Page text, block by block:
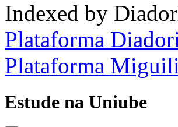
Indexed by
Plataforma
Plataforma
Estude na Uniube